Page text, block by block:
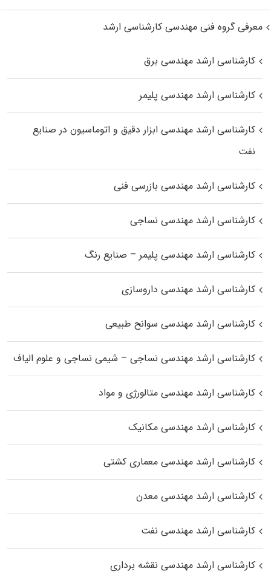
معرفی گروه فنی مهندسی کارشناسی ارشد
کارشناسی ارشد مهندسی برق
کارشناسی ارشد مهندسی پلیمر
کارشناسی ارشد مهندسی ابزار دقیق و اتوماسیون در صنایع
نفت
کارشناسی ارشد مهندسی بازرسی فنی
کارشناسی ارشد مهندسی نساجی
کارشناسی ارشد مهندسی پلیمر – صنایع رنگ
کارشناسی ارشد مهندسی داروسازی
کارشناسی ارشد مهندسی سوانح طبیعی
کارشناسی ارشد مهندسی نساجی – شیمی نساجی و علوم الیاف
کارشناسی ارشد مهندسی متالورژی و مواد
کارشناسی ارشد مهندسی مکانیک
کارشناسی ارشد مهندسی معماری کشتی
کارشناسی ارشد مهندسی معدن
کارشناسی ارشد مهندسی نفت
کارشناسی ارشد مهندسی نقشه برداری